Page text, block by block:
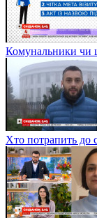
Комунальники чи
Хто потрапить до